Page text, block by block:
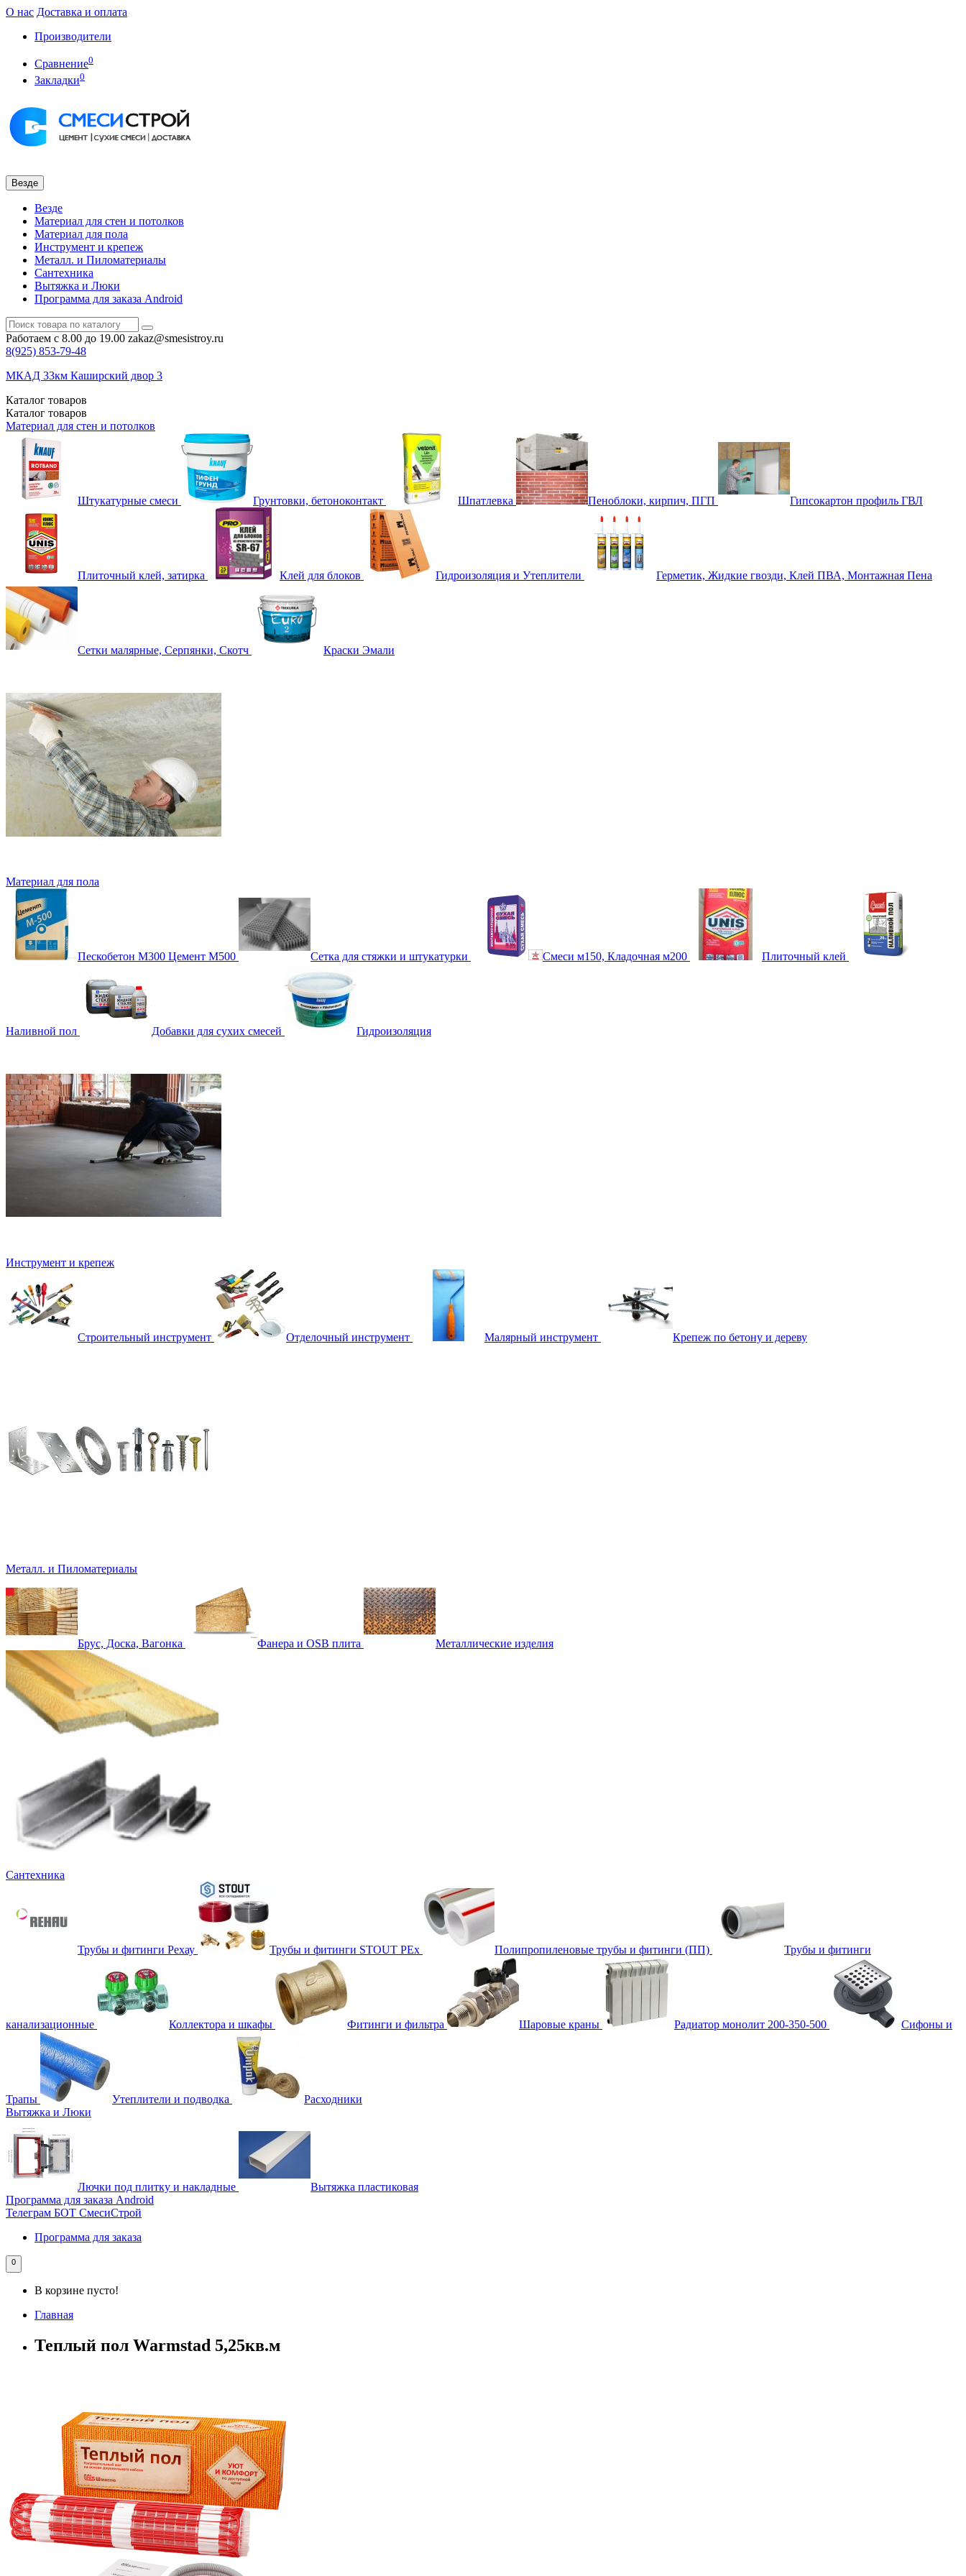
О нас Доставка и оплата
Производители
Сравнение0
Закладки0
Везде
Везде
Материал для стен и потолков
Материал для пола
Инструмент и крепеж
Металл. и Пиломатериалы
Сантехника
Вытяжка и Люки
Программа для заказа Android
Работаем с 8.00 до 19.00 zakaz@smesistroy.ru
8(925) 853-79-48
МКАД 33км Каширский двор 3
Каталог товаров
Каталог товаров
Материал для стен и потолков
Штукатурные смеси Грунтовки, бетоноконтакт Шпатлевка Пеноблоки, кирпич, ПГП Гипсокартон профиль ГВЛ
Плиточный клей, затирка Клей для блоков Гидроизоляция и Утеплители Герметик, Жидкие гвозди, Клей ПВА, Монтажная Пена
Сетки малярные, Серпянки, Скотч Краски Эмали
Материал для пола
Пескобетон М300 Цемент М500 Сетка для стяжки и штукатурки Смеси м150, Кладочная м200 Плиточный клей
Наливной пол Добавки для сухих смесей Гидроизоляция
Инструмент и крепеж
Строительный инструмент Отделочный инструмент Малярный инструмент Крепеж по бетону и дереву
Металл. и Пиломатериалы
Брус, Доска, Вагонка Фанера и OSB плита Металлические изделия
Сантехника
Трубы и фитинги Рехау Трубы и фитинги STOUT PEx Полипропиленовые трубы и фитинги (ПП) Трубы и фитинги
канализационные Коллектора и шкафы Фитинги и фильтра Шаровые краны Радиатор монолит 200-350-500 Сифоны и
Трапы Утеплители и подводка
Расходники
Вытяжка и Люки
Лючки под плитку и накладные
Вытяжка пластиковая
Программа для заказа Android
Телеграм БОТ СмесиСтрой
Программа для заказа
0
В корзине пусто!
Главная
Теплый пол Warmstad 5,25кв.м